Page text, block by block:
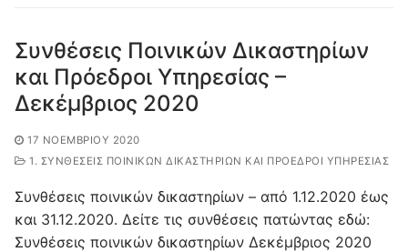
Συνθέσεις Ποινικών Δικαστηρίων
και Πρόεδροι Υπηρεσίας –
Δεκέμβριος 2020
17 ΝΟΕΜΒΡΊΟΥ 2020
1. ΣΥΝΘΈΣΕΙΣ ΠΟΙΝΙΚΏΝ ΔΙΚΑΣΤΗΡΊΩΝ ΚΑΙ ΠΡΌΕΔΡΟΙ ΥΠΗΡΕΣΊΑΣ
Συνθέσεις ποινικών δικαστηρίων – από 1.12.2020 έως
και 31.12.2020. Δείτε τις συνθέσεις πατώντας εδώ:
Συνθέσεις ποινικών δικαστηρίων Δεκέμβριος 2020